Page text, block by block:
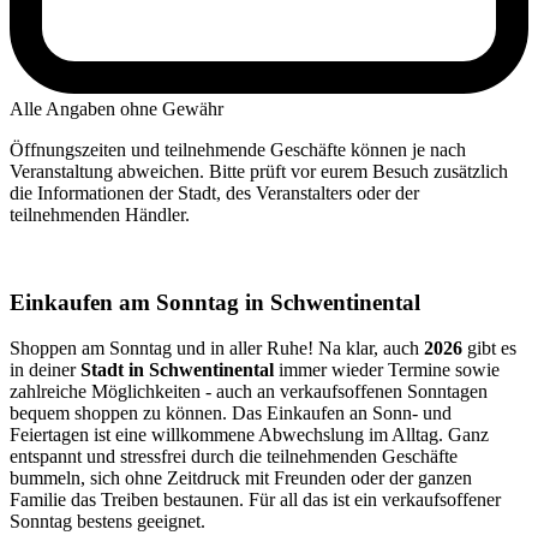
Alle Angaben ohne Gewähr
Öffnungszeiten und teilnehmende Geschäfte können je nach
Veranstaltung abweichen. Bitte prüft vor eurem Besuch zusätzlich
die Informationen der Stadt, des Veranstalters oder der
teilnehmenden Händler.
Einkaufen am Sonntag in Schwentinental
Shoppen am Sonntag und in aller Ruhe! Na klar, auch 2026 gibt es
in deinerStadt in Schwentinental immer wieder Termine sowie
zahlreiche Möglichkeiten - auch an verkaufsoffenen Sonntagen
bequem shoppen zu können. Das Einkaufen an Sonn- und
Feiertagen ist eine willkommene Abwechslung im Alltag. Ganz
entspannt und stressfrei durch die teilnehmenden Geschäfte
bummeln, sich ohne Zeitdruck mit Freunden oder der ganzen
Familie das Treiben bestaunen. Für all das ist ein verkaufsoffener
Sonntag bestens geeignet.